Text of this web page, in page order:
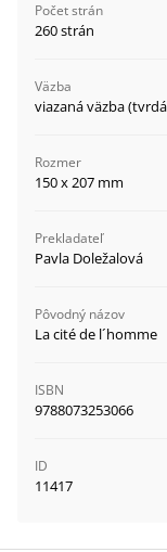
Počet strán
260 strán
Väzba
viazaná väzba
Rozmer
150 x 207 mm
Prekladateľ
Pavla Doležalová
Pôvodný názov
La cité de l´homme
ISBN
9788073253066
ID
11417